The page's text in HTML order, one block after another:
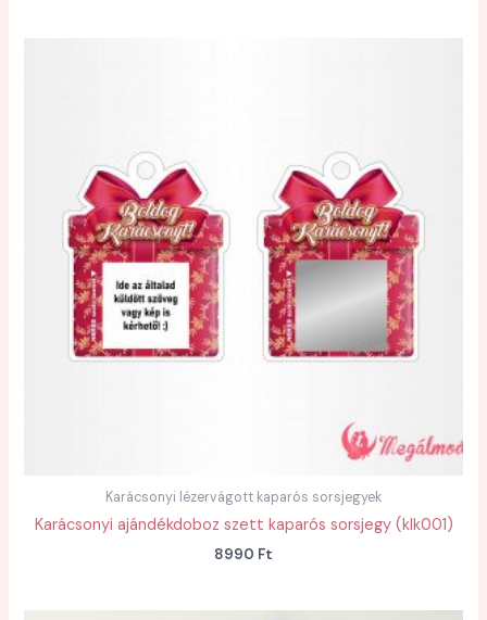
Karácsonyi lézervágott kaparós sorsjegyek
Karácsonyi ajándékdoboz szett kaparós sorsjegy (klk001)
8990 Ft